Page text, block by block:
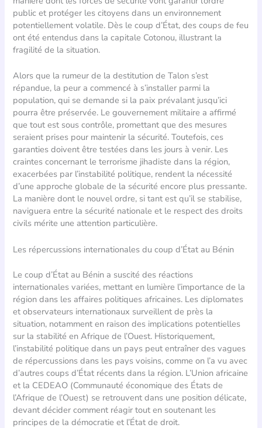
public et protéger les citoyens dans un environnement
potentiellement volatile. Dès le coup d’État, des coups de feu
ont été entendus dans la capitale Cotonou, illustrant la
fragilité de la situation.
Alors que la rumeur de la destitution de Talon s’est
répandue, la peur a commencé à s’installer parmi la
population, qui se demande si la paix prévalant jusqu’ici
pourra être préservée. Le gouvernement militaire a affirmé
que tout est sous contrôle, promettant que des mesures
seraient prises pour maintenir la sécurité. Toutefois, ces
garanties doivent être testées dans les jours à venir. Les
craintes concernant le terrorisme jihadiste dans la région,
exacerbées par l’instabilité politique, rendent la nécessité
d’une approche globale de la sécurité encore plus pressante.
La manière dont le nouvel ordre, si tant est qu’il se stabilise,
naviguera entre la sécurité nationale et le respect des droits
civils mérite une attention particulière.
Les répercussions internationales du coup d’État au Bénin
Le coup d’État au Bénin a suscité des réactions
internationales variées, mettant en lumière l’importance de la
région dans les affaires politiques africaines. Les diplomates
et observateurs internationaux surveillent de près la
situation, notamment en raison des implications potentielles
sur la stabilité en Afrique de l’Ouest. Historiquement,
l’instabilité politique dans un pays peut entraîner des vagues
de répercussions dans les pays voisins, comme on l’a vu avec
d’autres coups d’État récents dans la région. L’Union africaine
et la CEDEAO (Communauté économique des États de
l’Afrique de l’Ouest) se retrouvent dans une position délicate,
devant décider comment réagir tout en soutenant les
principes de la démocratie et l’État de droit.